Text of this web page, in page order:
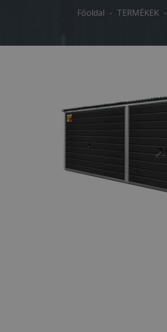
Főoldal - TERMÉKEK -